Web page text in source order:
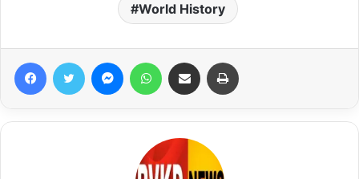
World History
FacebookTwitter MessengerWhatsAppShare via Email